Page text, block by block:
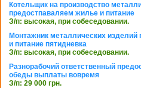
Котельщик на производство
предостпаваляем жилье и питание
З/п: высокая, при собеседовании.
Монтажник металлических
и питание пятидневка
З/п: высокая, при собеседовании.
Разнорабочий ответственный
обеды выплаты вовремя
З/п: 29 000 грн.